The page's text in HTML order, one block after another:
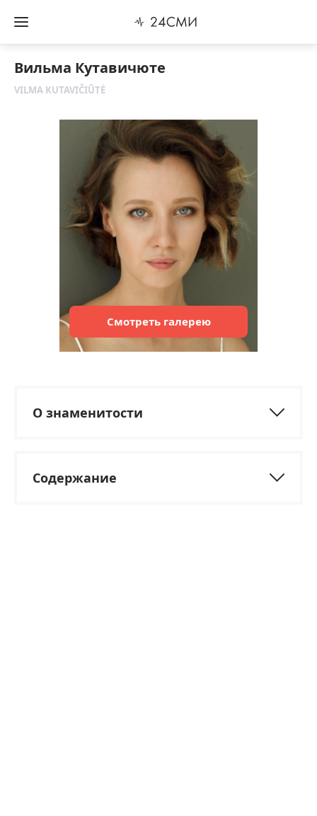
Вильма Кутавичюте
VILMA KUTAVIČIŪTĖ
Смотреть галерею
О знаменитости
Содержание